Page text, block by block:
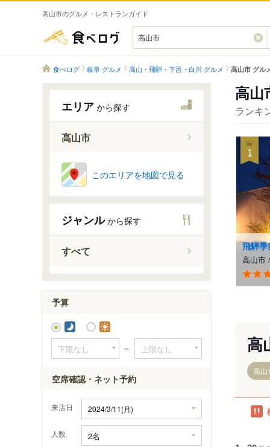
高山市のグルメ・レストランガイド
食べログ
食べログ 岐阜 グルメ 高山・飛騨・下呂・白川 グルメ 高山市 グル
エリア から探す
高山市
久々野駅
飛騨一ノ
高山駅
上枝駅
飛騨国
このエリアを地図で見る
ジャンルから探す
すべて
予算
～
空席確認・ネット予約
来店日
人数
高山
ランキ
1
飛騨
高山市 /
高
高山